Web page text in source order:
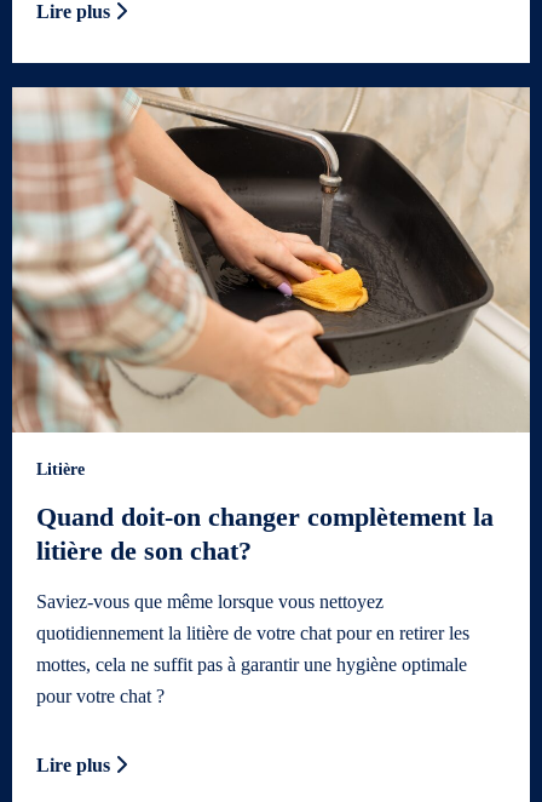
Lire plus
Litière
Quand doit-on changer complètement la
litière de son chat?
Saviez-vous que même lorsque vous nettoyez
quotidiennement la litière de votre chat pour en retirer les
mottes, cela ne suffit pas à garantir une hygiène optimale
pour votre chat ?
Lire plus